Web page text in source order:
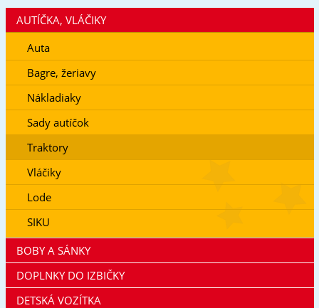
AUTÍČKA, VLÁČIKY
Auta
Bagre, žeriavy
Nákladiaky
Sady autíčok
Traktory
Vláčiky
Lode
SIKU
BOBY A SÁNKY
DOPLNKY DO IZBIČKY
DETSKÁ VOZÍTKA